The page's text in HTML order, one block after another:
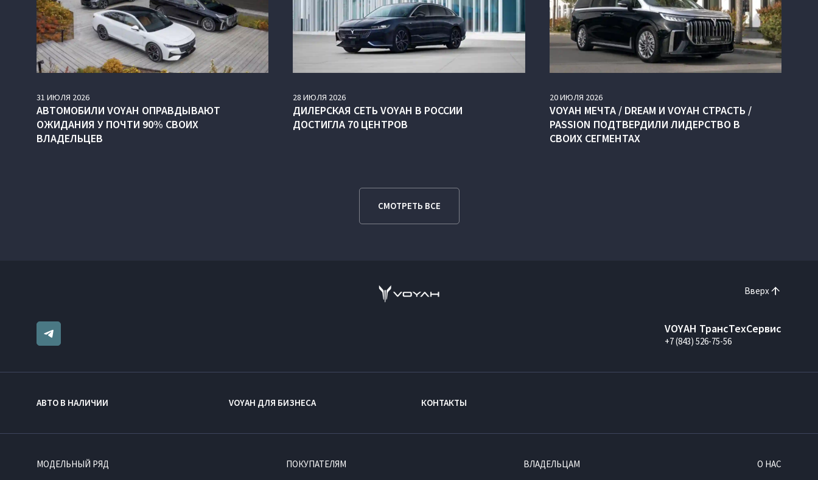
31 ИЮЛЯ 2026
АВТОМОБИЛИ VOYAH ОПРАВДЫВАЮТ
ОЖИДАНИЯ У ПОЧТИ 90% СВОИХ
ВЛАДЕЛЬЦЕВ
28 ИЮЛЯ 2026
ДИЛЕРСКАЯ СЕТЬ VOYAH В РОССИИ
ДОСТИГЛА 70 ЦЕНТРОВ
20ИЮЛЯ 2026
VOYAH МЕЧТА / DREAM И VOYAH СТРАСТЬ /
PASSION ПОДТВЕРДИЛИ ЛИДЕРСТВО В
СВОИХ СЕГМЕНТАХ
СМОТРЕТЬ ВСЕ
Вверх
VOYAH ТрансТехСервис
+7 (843) 526-75-56
АВТО В НАЛИЧИИ VOYAH ДЛЯ БИЗНЕСА КОНТАКТЫ
МОДЕЛЬНЫЙ РЯД ПОКУПАТЕЛЯМ ВЛАДЕЛЬЦАМ О НАС